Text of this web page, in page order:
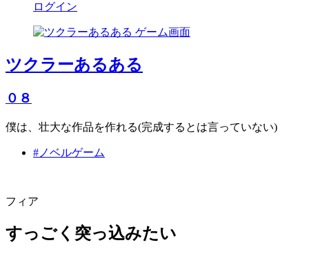
ログイン
ツクラーあるある
０８
僕は、壮大な作品を作れる(完成するとは言っていない)
#ノベルゲーム
フィア
すっごく突っ込みたい